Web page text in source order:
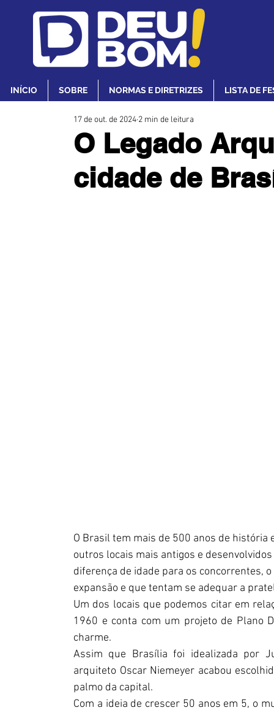
INÍCIO SOBRE NORMAS E DIRETRIZES LISTA DE
O Legado
cidade de
17 de out. de 2024 2 min de leitura
O Brasil tem mais de 500 anos de história
outros locais mais antigos e
diferença de idade para os concorrentes,
expansão e que tentam se adequar a
Um dos locais que podemos citar em
1960 e conta com um projeto de Plano
charme.
Assim que Brasília foi idealizada por
arquiteto Oscar Niemeyer acabou
palmo da capital.
Com a ideia de crescer 50 anos em 5, o